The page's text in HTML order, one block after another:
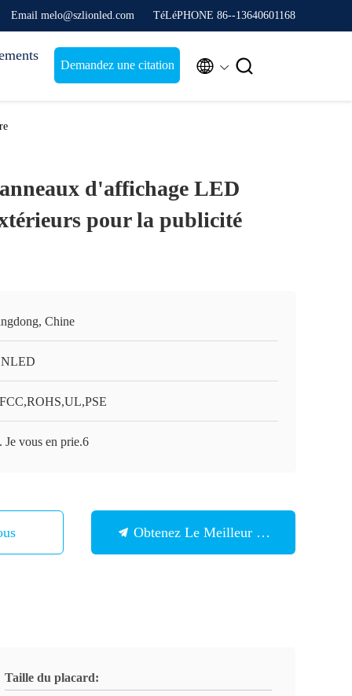
Email melo@szlionled.com TéLéPHONE 86--13640601168
Demandez une citation  
d'affichage LED
pour la publicité
Chine
Je vous en prie.6
Obtenez Le Meilleur Prix
Taille du placard: